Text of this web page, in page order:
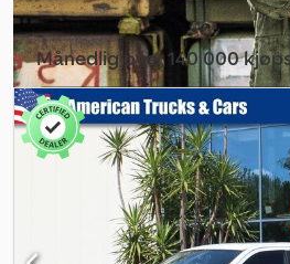
Månedlig over 140 000
Velg